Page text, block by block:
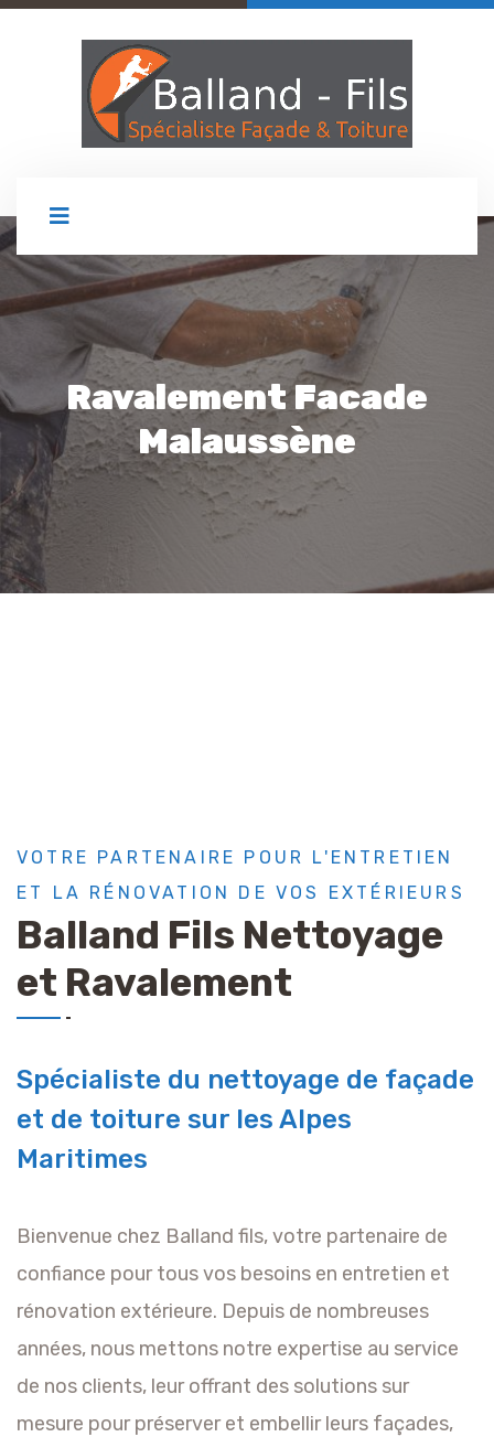
Ravalement Facade
Malaussène
VOTRE PARTENAIRE POUR L'ENTRETIEN
ET LA RÉNOVATION DE VOS EXTÉRIEURS
Balland Fils Nettoyage
et Ravalement
Spécialiste du nettoyage de façade
et de toiture sur les Alpes
Maritimes
Bienvenue chez Balland fils, votre partenaire de
confiance pour tous vos besoins en entretien et
rénovation extérieure. Depuis de nombreuses
années, nous mettons notre expertise au service
de nos clients, leur offrant des solutions sur
mesure pour préserver et embellir leurs façades,